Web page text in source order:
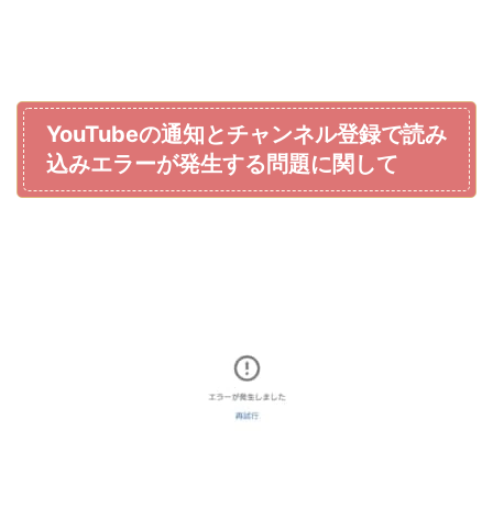
YouTubeの通知とチャンネル登録で読み
込みエラーが発生する問題に関して